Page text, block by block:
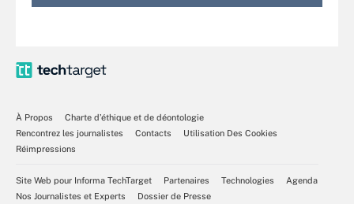
À Propos
Charte d’éthique et de déontologie
Rencontrez les journalistes
Contacts
Utilisation Des Cookies
Réimpressions
Site Web pour Informa TechTarget Partenaires Technologies
Agenda
Nos Journalistes et Experts
Dossier de Presse